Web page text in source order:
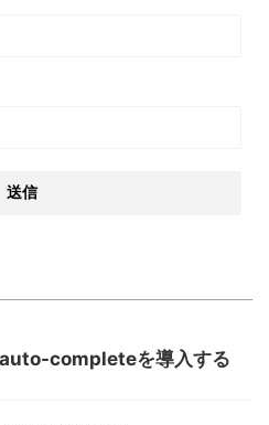
completeを導入する